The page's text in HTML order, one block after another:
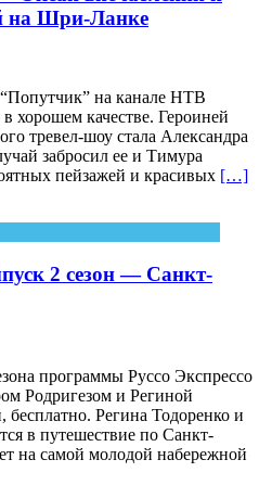
на Шри-Ланке
на канале НТВ
хорошем качестве. Героиней
тревел-шоу стала Александра
забросил ее и Тимура
пейзажей и красивых […]
2 сезон — Санкт-
программы Руссо Экспрессо
Родригезом и Региной
бесплатно. Регина Тодоренко и
в путешествие по Санкт-
на самой молодой набережной